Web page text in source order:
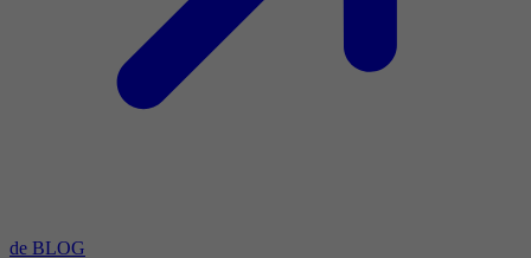
de BLOG